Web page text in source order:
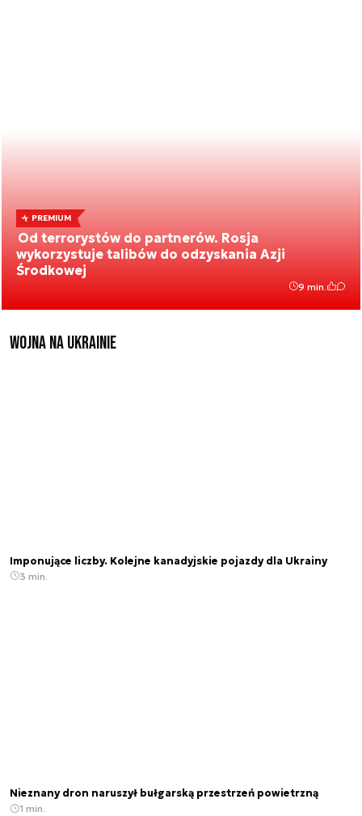
PREMIUM
Od terrorystów do partnerów. Rosja
wykorzystuje talibów do odzyskania Azji
Środkowej
9 min.
Wojna na Ukrainie
Imponujące liczby. Kolejne kanadyjskie pojazdy dla Ukrainy
3 min.
Nieznany dron naruszył bułgarską przestrzeń powietrzną
1 min.